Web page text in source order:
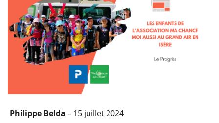
Philippe Belda – 15 juillet 2024